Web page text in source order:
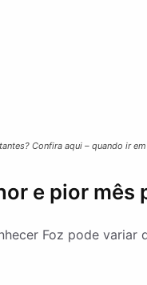
Confira aqui – quando ir
e pior
Foz pode